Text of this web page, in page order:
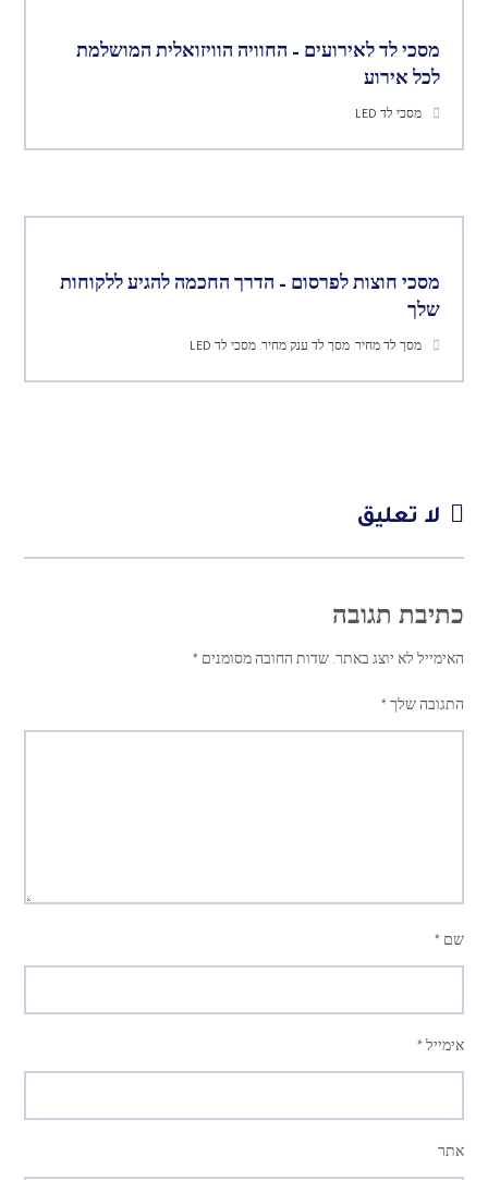
מסכי לד לאירועים – החוויה הוויזואלית המושלמת
לכל אירוע
מסכי לד LED
מסכי חוצות לפרסום – הדרך החכמה להגיע ללקוחות
שלך
מסך לד מחיר,מסך לד ענק מחיר,מסכי לד LED
لا تعليق
כתיבת תגובה
האימייל לא יוצג באתר. שדות החובה מסומנים *
התגובה שלך *
שם *
אימייל *
אתר